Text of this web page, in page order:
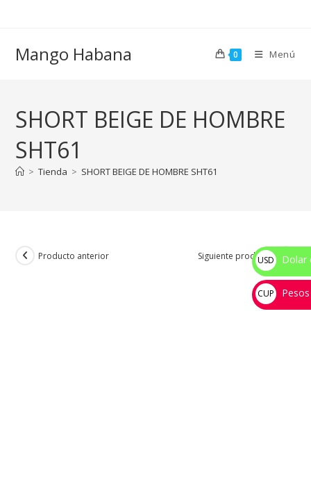
Mango Habana 0 Menú
SHORT BEIGE DE HOMBRE
SHT61
> Tienda > SHORT BEIGE DE HOMBRE SHT61
Producto anterior Siguiente producto
USD
$
Dolar
CUP
💰
Pesos